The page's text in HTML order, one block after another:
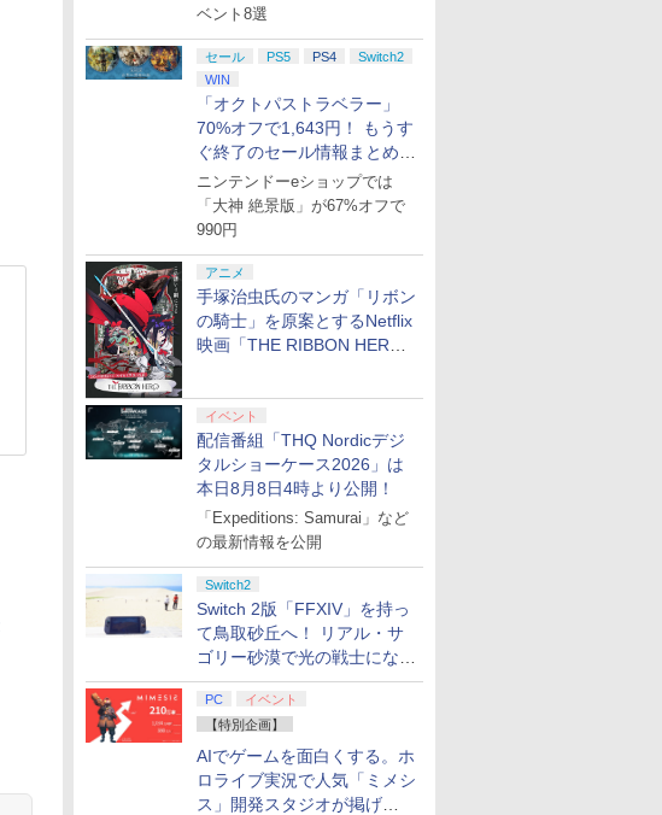
ベント8選
セール PS5 PS4
Switch2
WIN
「オクトパストラベラー」
70%オフで1,643円！ もうす
ぐ終了のセール情報まとめ
【8月8日更新】
ニンテンドーeショップでは
「大神 絶景版」が67%オフで
990円
アニメ
手塚治虫氏のマンガ「リボン
の騎士」を原案とするNetflix
映画「THE RIBBON HERO
イベント
配信番組「THQ Nordicデジ
タルショーケース2026」は
本日8月8日4時より公開！
「Expeditions: Samurai」など
の最新情報を公開
Switch2
Switch 2版「FFXIV」を持っ
て鳥取砂丘へ！ リアル・サ
ゴリー砂漠で光の戦士になっ
てみた
PC
イベント
【特別企画】
AIでゲームを面白くする。ホ
ロライブ実況で人気「ミメシ
ス」開発スタジオが掲げ